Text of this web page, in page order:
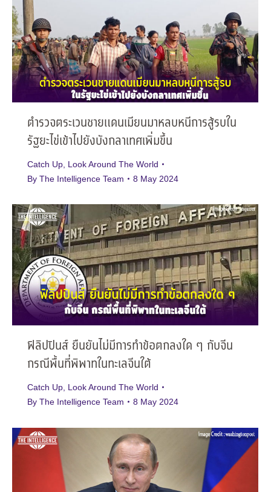
ตำรวจตระเวนชายแดนเมียนมาหลบหนีการสู้รบใน
รัฐยะไข่เข้าไปยังบังกลาเทศเพิ่มขึ้น
Catch Up, Look Around The World
By The Intelligence Team 8 May 2024
ฟิลิปปินส์ ยืนยันไม่มีการทำข้อตกลงใด ๆ กับจีน
กรณีพื้นที่พิพาทในทะเลจีนใต้
Catch Up, Look Around The World
By The Intelligence Team 8 May 2024